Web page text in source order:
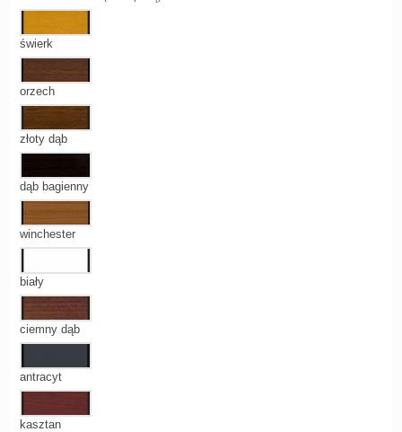
świerk
orzech
złoty dąb
dąb bagienny
winchester
biały
ciemny dąb
antracyt
kasztan